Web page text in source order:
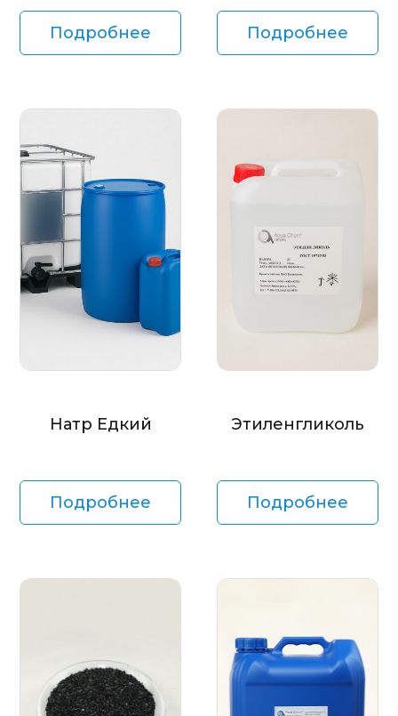
Подробнее Подробнее
Натр Едкий
Подробнее
Этиленгликоль
Подробнее